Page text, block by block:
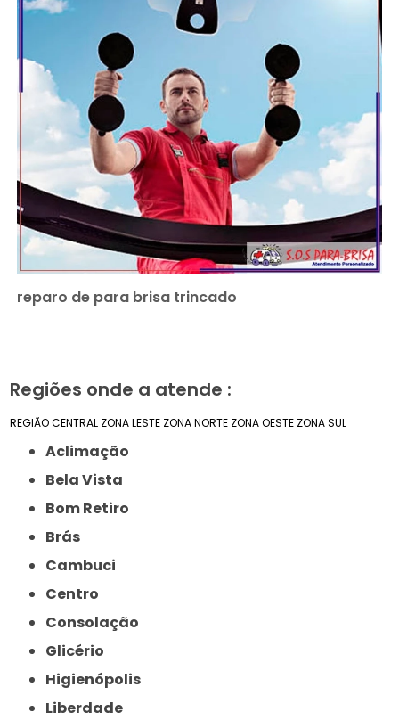
reparo de para brisa trincado
Regiões onde a atende :
REGIÃO CENTRAL ZONA LESTE ZONA NORTE ZONA OESTE ZONA SUL
Aclimação
Bela Vista
Bom Retiro
Brás
Cambuci
Centro
Consolação
Glicério
Higienópolis
Liberdade